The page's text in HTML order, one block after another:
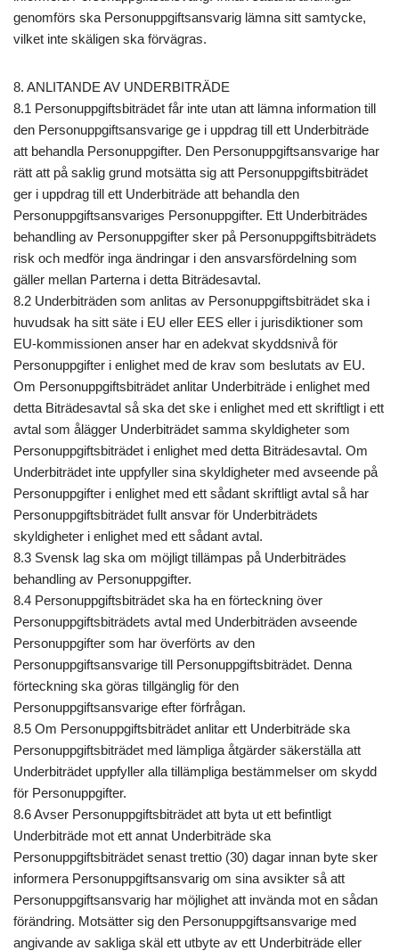
genomförs ska Personuppgiftsansvarig lämna sitt samtycke,
vilket inte skäligen ska förvägras.
8. ANLITANDE AV UNDERBITRÄDE
8.1 Personuppgiftsbiträdet får inte utan att lämna information till
den Personuppgiftsansvarige ge i uppdrag till ett Underbiträde
att behandla Personuppgifter. Den Personuppgiftsansvarige har
rätt att på saklig grund motsätta sig att Personuppgiftsbiträdet
ger i uppdrag till ett Underbiträde att behandla den
Personuppgiftsansvariges Personuppgifter. Ett Underbiträdes
behandling av Personuppgifter sker på Personuppgiftsbiträdets
risk och medför inga ändringar i den ansvarsfördelning som
gäller mellan Parterna i detta Biträdesavtal.
8.2 Underbiträden som anlitas av Personuppgiftsbiträdet ska i
huvudsak ha sitt säte i EU eller EES eller i jurisdiktioner som
EU-kommissionen anser har en adekvat skyddsnivå för
Personuppgifter i enlighet med de krav som beslutats av EU.
Om Personuppgiftsbiträdet anlitar Underbiträde i enlighet med
detta Biträdesavtal så ska det ske i enlighet med ett skriftligt i ett
avtal som ålägger Underbiträdet samma skyldigheter som
Personuppgiftsbiträdet i enlighet med detta Biträdesavtal. Om
Underbiträdet inte uppfyller sina skyldigheter med avseende på
Personuppgifter i enlighet med ett sådant skriftligt avtal så har
Personuppgiftsbiträdet fullt ansvar för Underbiträdets
skyldigheter i enlighet med ett sådant avtal.
8.3 Svensk lag ska om möjligt tillämpas på Underbiträdes
behandling av Personuppgifter.
8.4 Personuppgiftsbiträdet ska ha en förteckning över
Personuppgiftsbiträdets avtal med Underbiträden avseende
Personuppgifter som har överförts av den
Personuppgiftsansvarige till Personuppgiftsbiträdet. Denna
förteckning ska göras tillgänglig för den
Personuppgiftsansvarige efter förfrågan.
8.5 Om Personuppgiftsbiträdet anlitar ett Underbiträde ska
Personuppgiftsbiträdet med lämpliga åtgärder säkerställa att
Underbiträdet uppfyller alla tillämpliga bestämmelser om skydd
för Personuppgifter.
8.6 Avser Personuppgiftsbiträdet att byta ut ett befintligt
Underbiträde mot ett annat Underbiträde ska
Personuppgiftsbiträdet senast trettio (30) dagar innan byte sker
informera Personuppgiftsansvarig om sina avsikter så att
Personuppgiftsansvarig har möjlighet att invända mot en sådan
förändring. Motsätter sig den Personuppgiftsansvarige med
angivande av sakliga skäl ett utbyte av ett Underbiträde eller